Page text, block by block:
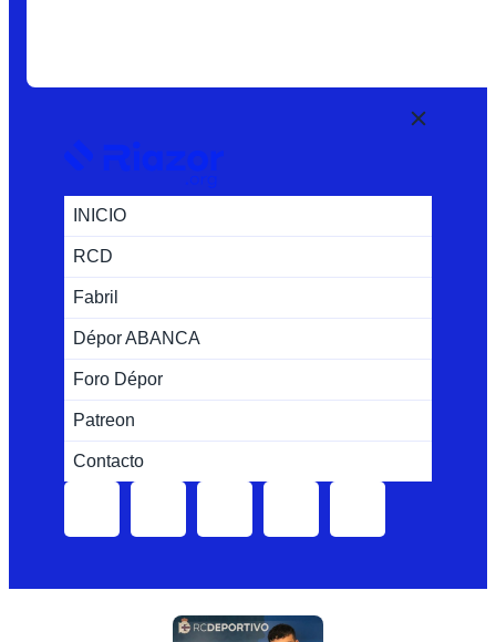
INICIO
RCD
Fabril
Dépor ABANCA
Foro Dépor
Patreon
Contacto